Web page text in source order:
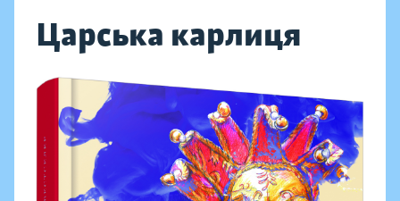
Царська карлиця